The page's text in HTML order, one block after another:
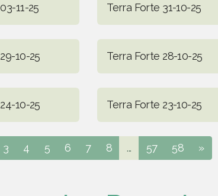
11-25 Terra Forte 31-10-25
10-25 Terra Forte 28-10-25
10-25 Terra Forte 23-10-25
3 4 5 6 7 8 ... 57 58 »